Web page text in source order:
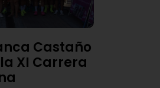
Castaño
XI Carrera